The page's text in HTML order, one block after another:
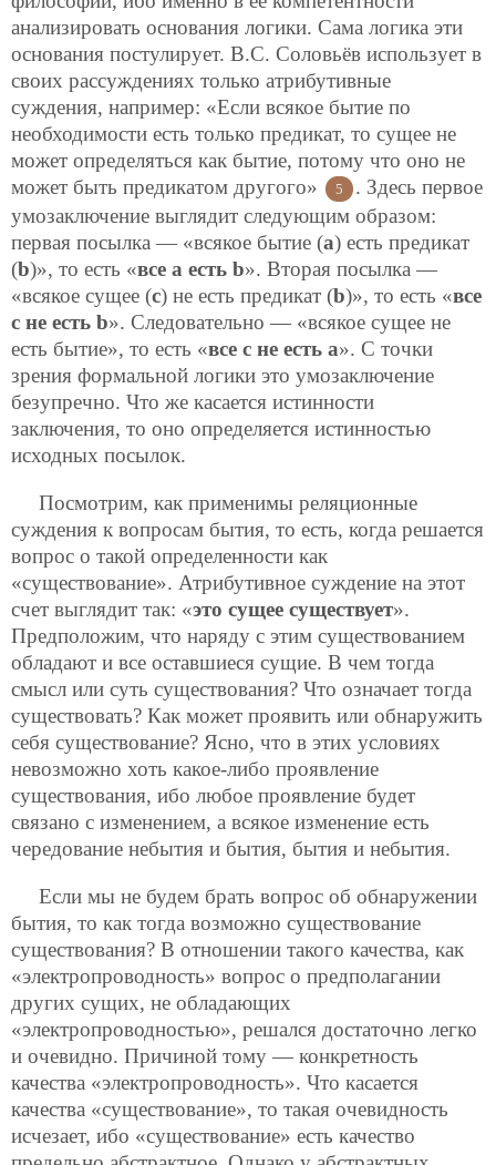
анализировать основания логики. Сама логика эти
основания постулирует. В.С. Соловьёв использует в
своих рассуждениях только атрибутивные
суждения, например: «Если всякое бытие по
необходимости есть только предикат, то сущее не
может определяться как бытие, потому что оно не
может быть предикатом другого»
5
. Здесь первое
умозаключение выглядит следующим образом:
первая посылка — «всякое бытие (a) есть предикат
(b)», то есть «все a есть b». Вторая посылка —
«всякое сущее (c) не есть предикат (b)», то есть «все
c не есть b». Следовательно — «всякое сущее не
есть бытие», то есть «все c не есть a». С точки
зрения формальной логики это умозаключение
безупречно. Что же касается истинности
заключения, то оно определяется истинностью
исходных посылок.
Посмотрим, как применимы реляционные
суждения к вопросам бытия, то есть, когда решается
вопрос о такой определенности как
«существование». Атрибутивное суждение на этот
счет выглядит так: «это сущее существует».
Предположим, что наряду с этим существованием
обладают и все оставшиеся сущие. В чем тогда
смысл или суть существования? Что означает тогда
существовать? Как может проявить или обнаружить
себя существование? Ясно, что в этих условиях
невозможно хоть какое-либо проявление
существования, ибо любое проявление будет
связано с изменением, а всякое изменение есть
чередование небытия и бытия, бытия и небытия.
Если мы не будем брать вопрос об обнаружении
бытия, то как тогда возможно существование
существования? В отношении такого качества, как
«электропроводность» вопрос о предполагании
других сущих, не обладающих
«электропроводностью», решался достаточно легко
и очевидно. Причиной тому — конкретность
качества «электропроводность». Что касается
качества «существование», то такая очевидность
исчезает, ибо «существование» есть качество